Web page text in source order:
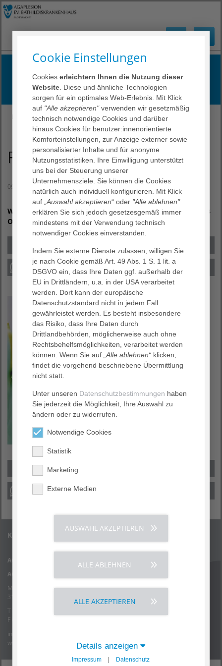
Mit Liebe zum Leben
EBK Bad Pyrmont Über uns
Presse & Veranstaltungen
Frohe Ostern!
Frohe Ostern!
09. April 2020
Wir wünschen Ihnen von Herzen ein frohes und gesegnetes
Osterfest.
Kontakt
AGAPLESION EV. BATHILDISKRANKENHAUS BAD PYRMONT
AGAPLESION MED. VERSORGUNGSZENTRUM BAD PYRMONT
Maulbeerallee 4
31812 Bad Pyrmont
T (05281) 99 - 0
F (05281) 99 - 11 48
info.bkp
www.bathildis.de
Cookie Einstellungen
Cookieserleichtern Ihnen die Nutzung dieser
Website . Diese und ähnliche Technologien
sorgen für ein optimales Web-Erlebnis. Mit Klick
auf "Alle akzeptieren"verwenden wir gesetzmäßig
technisch notwendige Cookies und darüber
hinaus Cookies für benutzer:innenorientierte
Komforteinstellungen, zur Anzeige externer sowie
personalisierter Inhalte und für anonyme
Nutzungsstatistiken. Ihre Einwilligung unterstützt
uns bei der Steuerung unserer
Unternehmensziele. Sie können die Cookies
natürlich auch individuell konfigurieren. Mit Klick
auf „Auswahl akzeptieren“ oder "Alle ablehnen"
erklären Sie sich jedoch gesetzesgemäß immer
mindestens mit der Verwendung technisch
notwendiger Cookies einverstanden.
Indem Sie externe Dienste zulassen, willigen Sie
je nach Cookie gemäß Art. 49 Abs. 1 S. 1 lit. a
DSGVO ein, dass Ihre Daten ggf. außerhalb der
EU in Drittländern, u.a. in der USA verarbeitet
werden. Dort kann der europäische
Datenschutzstandard nicht in jedem Fall
gewährleistet werden. Es besteht insbesondere
das Risiko, dass Ihre Daten durch
Drittlandbehörden, möglicherweise auch ohne
Rechtsbehelfsmöglichkeiten, verarbeitet werden
können. Wenn Sie auf „Alle ablehnen“ klicken,
findet die vorgehend beschriebene Übermittlung
nicht statt.
Unter unseren Datenschutzbestimmungen haben
Sie jederzeit die Möglichkeit, Ihre Auswahl zu
ändern oder zu widerrufen.
Notwendige Cookies
Statistik
Marketing
Externe Medien
AUSWAHL AKZEPTIEREN
ALLE ABLEHNEN
ALLE AKZEPTIEREN
Details anzeigen
Impressum Datenschutz